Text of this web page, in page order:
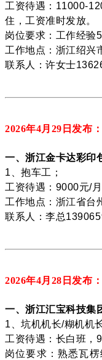
工资待遇：11000-
住，工资准时发放。
岗位要求：工作经验
工作地点：浙江绍兴
联系人：许女士
2026年4月29 日发布：
一、浙江金卡达彩印
1、抱车工；
工资待遇：9000元/月
工作地点：浙江省台
联系人：李总
2026年4月28 日发布：
一、浙江汇宝科技集
1、坑机机长/糊机机
工资待遇：长白班，
岗位要求：熟悉瓦